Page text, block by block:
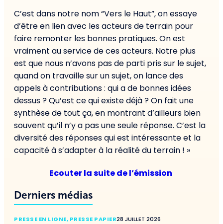
C’est dans notre nom “Vers le Haut”, on essaye
d’être en lien avec les acteurs de terrain pour
faire remonter les bonnes pratiques. On est
vraiment au service de ces acteurs. Notre plus
est que nous n’avons pas de parti pris sur le sujet,
quand on travaille sur un sujet, on lance des
appels à contributions : qui a de bonnes idées
dessus ? Qu’est ce qui existe déjà ? On fait une
synthèse de tout ça, en montrant d’ailleurs bien
souvent qu’il n’y a pas une seule réponse. C’est la
diversité des réponses qui est intéressante et la
capacité à s’adapter à la réalité du terrain ! »
Ecouter la suite de l’émission
Derniers médias
PRESSE EN LIGNE, PRESSE PAPIER28 JUILLET 2026